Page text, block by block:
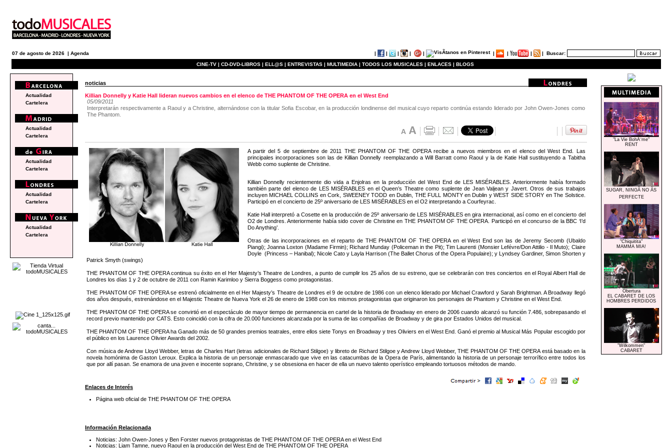
07 de agosto de 2026 | Agenda | | | | | | | | | Buscar:
CINE-TV | CD-DVD-LIBROS | ELL@S | ENTREVISTAS | MULTIMEDIA | TODOS LOS MUSICALES | ENLACES | BLOGS
noticias
Killian Donnelly y Katie Hall lideran nuevos cambios en el elenco de THE PHANTOM OF THE OPERA en el West End
05/09/2011
Interpretarán respectivamente a Raoul y a Christine, alternándose con la titular Sofia Escobar, en la producción londinense del musical cuyo reparto continúa estando liderado por John Owen-Jones como
The Phantom.
A partir del 5 de septiembre de 2011 THE PHANTOM OF THE OPERA recibe a nuevos miembros en el elenco del West End. Las
principales incorporaciones son las de Killian Donnelly reemplazando a Will Barratt como Raoul y la de Katie Hall sustituyendo a Tabitha
Webb como suplente de Christine.
Killian Donnelly recientemente dio vida a Enjolras en la producción del West End de LES MISÉRABLES. Anteriormente había formado
también parte del elenco de LES MISÉRABLES en el Queen’s Theatre como suplente de Jean Valjean y Javert. Otros de sus trabajos
incluyen MICHAEL COLLINS en Cork, SWEENEY TODD en Dublin, THE FULL MONTY en Dublin y WEST SIDE STORY en The Solstice.
Participó en el concierto de 25º aniversario de LES MISÉRABLES en el O2 interpretando a Courfeyrac.
Katie Hall interpretó a Cosette en la producción de 25º aniversario de LES MISÉRABLES en gira internacional, así como en el concierto del
O2 de Londres. Anteriormente había sido cover de Christine en THE PHANTOM OF THE OPERA. Participó en el concurso de la BBC ‘I’d
Do Anything’.
Otras de las incorporaciones en el reparto de THE PHANTOM OF THE OPERA en el West End son las de Jeremy Secomb (Ubaldo
Piangi); Joanna Loxton (Madame Firmin); Richard Munday (Policeman in the Pit); Tim Laurenti (Monsier Lefévre/Don Attilio - Il Muto); Claire
Doyle (Princess – Hanibal); Nicole Cato y Layla Harrison (The Ballet Chorus of the Opera Populaire); y Lyndsey Gardiner, Simon Shorten y
Patrick Smyth (swings)
THE PHANTOM OF THE OPERA continua su éxito en el Her Majesty’s Theatre de Londres, a punto de cumplir los 25 años de su estreno, que se celebrarán con tres conciertos en el Royal Albert Hall de
Londres los días 1 y 2 de octubre de 2011 con Ramin Karimloo y Sierra Boggess como protagonistas.
THE PHANTOM OF THE OPERA se estrenó oficialmente en el Her Majesty’s Theatre de Londres el 9 de octubre de 1986 con un elenco liderado por Michael Crawford y Sarah Brightman. A Broadway llegó
dos años después, estrenándose en el Majestic Theatre de Nueva York el 26 de enero de 1988 con los mismos protagonistas que originaron los personajes de Phantom y Christine en el West End.
THE PHANTOM OF THE OPERA se convirtió en el espectáculo de mayor tiempo de permanencia en cartel de la historia de Broadway en enero de 2006 cuando alcanzó su función 7.486, sobrepasando el
record previo mantenido por CATS. Esto coincidió con la cifra de 20.000 funciones alcanzada por la suma de las compañías de Broadway y de gira por Estados Unidos del musical.
THE PHANTOM OF THE OPERA ha Ganado más de 50 grandes premios teatrales, entre ellos siete Tonys en Broadway y tres Oliviers en el West End. Ganó el premio al Musical Más Popular escogido por
el público en los Laurence Olivier Awards del 2002.
Con música de Andrew Lloyd Webber, letras de Charles Hart (letras adicionales de Richard Stilgoe) y libreto de Richard Stilgoe y Andrew Lloyd Webber, THE PHANTOM OF THE OPERA está basado en la
novela homónima de Gaston Leroux. Explica la historia de un personaje enmascarado que vive en las catacumbas de la Opera de París, alimentando la historia de un personaje terrorífico entre todos los
que por allí pasan. Se enamora de una joven e inocente soprano, Christine, y se obsesiona en hacer de ella un nuevo talento operístico empleando tortuosos métodos de mando.
Enlaces de Interés
Página web oficial de THE PHANTOM OF THE OPERA
Información Relacionada
Noticias: John Owen-Jones y Ben Forster nuevos protagonistas de THE PHANTOM OF THE OPERA en el West End
Noticias: Liam Tamne, nuevo Raoul en la producción del West End de THE PHANTOM OF THE OPERA
Actualidad
Cartelera
Actualidad
Cartelera
Actualidad
Cartelera
Actualidad
Cartelera
Actualidad
Cartelera
"La Vie BohÃ¨me"
RENT
SUGAR, NINGÃ NO ÃS
PERFECTE
"Chiquitita"
MAMMA MIA!
Obertura
EL CABARET DE LOS
HOMBRES PERDIDOS
"Wilkommen"
CABARET